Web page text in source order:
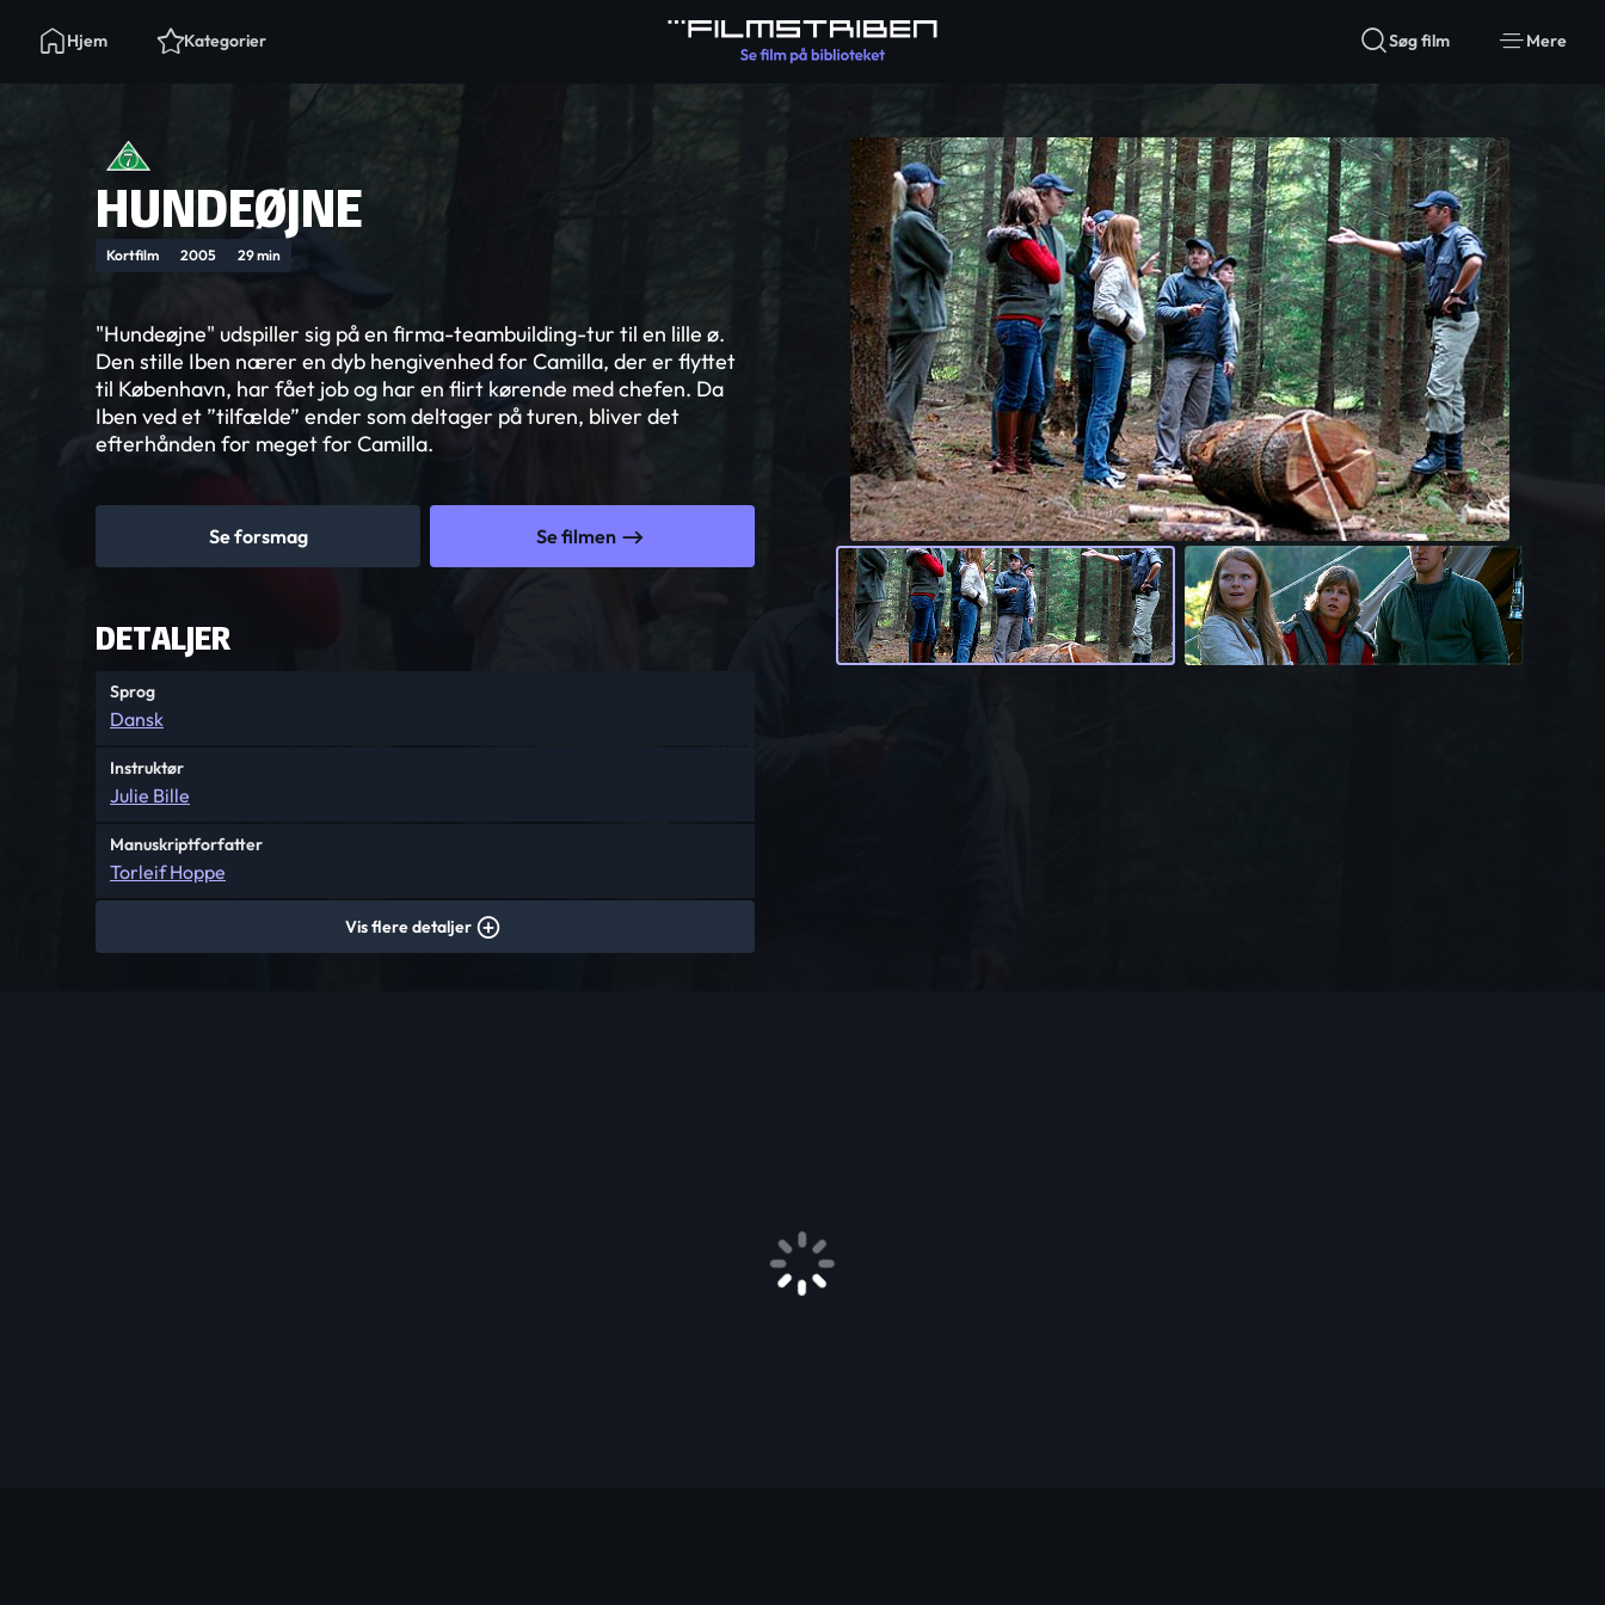
Hjem Kategorier Søg film Mere
HUNDEØJNE
Kortfilm 2005 29 min
"Hundeøjne" udspiller sig på en firma-teambuilding-tur til en lille ø.
Den stille Iben nærer en dyb hengivenhed for Camilla, der er flyttet
til København, har fået job og har en flirt kørende med chefen. Da
Iben ved et ”tilfælde” ender som deltager på turen, bliver det
efterhånden for meget for Camilla.
Se forsmag Se filmen
DETALJER
Sprog
Dansk
Instruktør
Julie Bille
Manuskriptforfatter
Torleif Hoppe
Vis flere detaljer